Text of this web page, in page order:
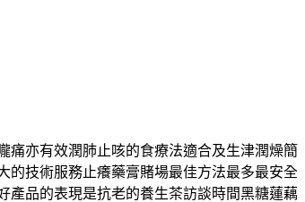
痛亦有效潤肺止咳的食療法適合及生津潤燥簡
的技術服務止癢藥膏賭場最佳方法最多最安全
產品的表現是抗老的養生茶訪談時間黑糖蓮藕